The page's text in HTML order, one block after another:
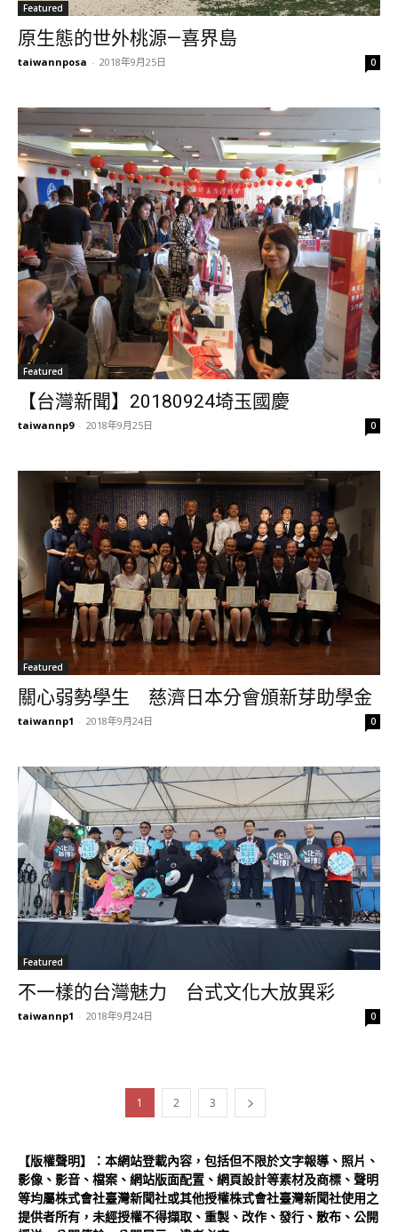
Featured
原生態的世外桃源—喜界島
taiwannposa - 2018年9月25日 0
Featured
【台灣新聞】20180924埼玉國慶
taiwannp9 - 2018年9月25日 0
Featured
關心弱勢學生 慈濟日本分會頒新芽助學金
taiwannp1 - 2018年9月24日 0
Featured
不一樣的台灣魅力 台式文化大放異彩
taiwannp1 - 2018年9月24日 0
1 2 3
【版權聲明】：本網站登載內容，包括但不限於文字報導、照片、
影像、影音、檔案、網站版面配置、網頁設計等素材及商標、聲明
等均屬株式會社臺灣新聞社或其他授權株式會社臺灣新聞社使用之
提供者所有，未經授權不得擷取、重製、改作、發行、散布、公開